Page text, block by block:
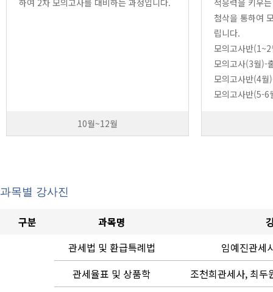
하여 2차 모의고사를 대비하는 과정입니다.
10월~12월
적응력을 키우
첨삭을 통하여
립니다.
모의고사반
모의고사(3월)-
모의고사반(4
모의고사반(5-6
과목별 강사진
구분 과목명
관세법 및 환급특례법
임예진관세
관세율표 및 상품학
조천희관세사, 최두